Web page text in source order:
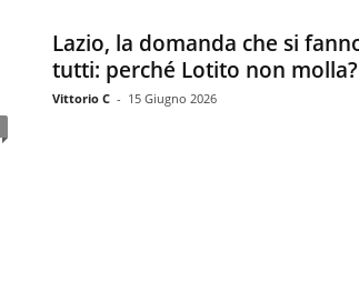
Lazio, la domanda che si
tutti: perché Lotito non molla?
Vittorio C - 15 Giugno 2026